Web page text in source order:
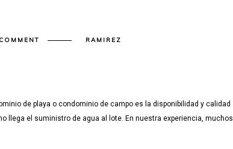
RAMIREZ
de playa o condominio de campo es la disponibilidad y calidad
llega el suministro de agua al lote. En nuestra experiencia, muchos